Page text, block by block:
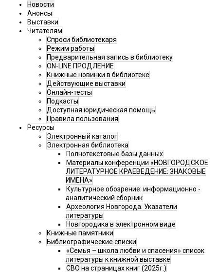
Новости
Анонсы
Выставки
Читателям
Спроси библиотекаря
Режим работы
Предварительная запись в библиотеку
ON-LINE ПРОДЛЕНИЕ
Книжные новинки в библиотеке
Действующие выставки
Онлайн-тесты
Подкасты
Доступная юридическая помощь
Правила пользования
Ресурсы
Электронный каталог
Электронная библиотека
Полнотекстовые базы данных
Материалы конференции «НОВГОРОДСКОЕ
ЛИТЕРАТУРНОЕ КРАЕВЕДЕНИЕ: ЗНАКОВЫЕ
ИМЕНА»
Культурное обозрение: информационно -
аналитический сборник
Археология Новгорода. Указатели
литературы
Новгородика в электронном виде
Книжные памятники
Библиографические списки
«Семья – школа любви и спасения» список
литературы к книжной выставке
СВО на страницах книг (2025г.)